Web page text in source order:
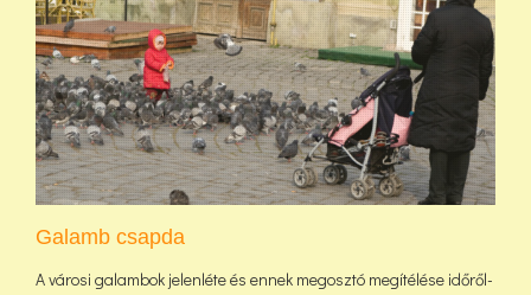
Galamb csapda
A városi galambok jelenléte és ennek megosztó megítélése időről-